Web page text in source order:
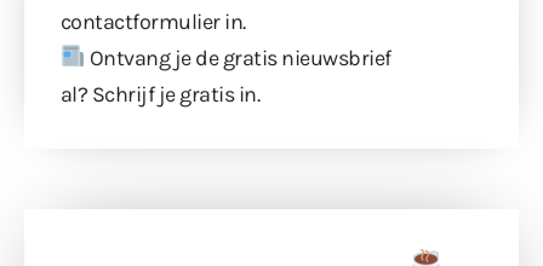
contactformulierin.
Ontvang je de gratis nieuwsbrief
al? Schrijf je gratis in.